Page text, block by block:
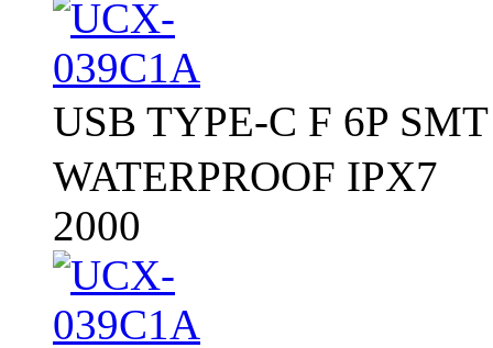
USB TYPE-C F 6P
WATERPROOF IPX7
2000